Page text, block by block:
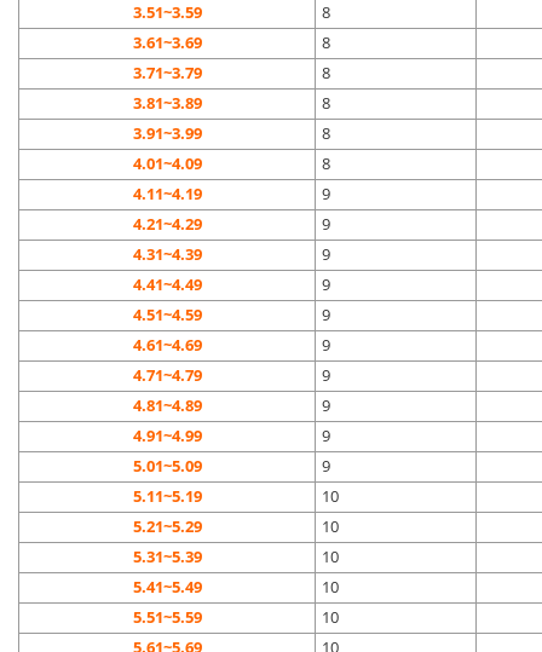
3.51~3.59
8
3.61~3.69
8
3.71~3.79
8
3.81~3.89
8
3.91~3.99
8
4.01~4.09
8
4.11~4.19
9
4.21~4.29
9
4.31~4.39
9
4.41~4.49
9
4.51~4.59
9
4.61~4.69
9
4.71~4.79
9
4.81~4.89
9
4.91~4.99
9
5.01~5.09
9
5.11~5.19
10
5.21~5.29
10
5.31~5.39
10
5.41~5.49
10
5.51~5.59
10
5.61~5.69
10